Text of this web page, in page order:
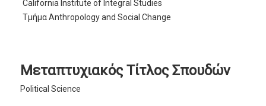
California Institute of Integral Studies
Τμήμα Anthropology and Social Change
Μεταπτυχιακός Τίτλος Σπουδών
Political Science